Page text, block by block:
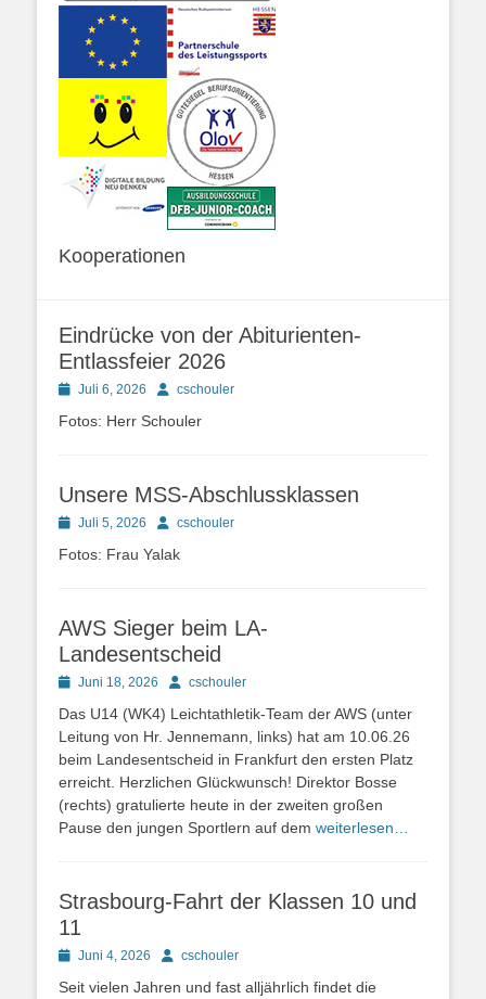
Kooperationen
Eindrücke von der Abiturienten-
Entlassfeier 2026
PostedJuli 6, 2026 Autorcschouler
Fotos: Herr Schouler
Unsere MSS-Abschlussklassen
PostedJuli 5, 2026 Autorcschouler
Fotos: Frau Yalak
AWS Sieger beim LA-
Landesentscheid
PostedJuni 18, 2026 Autorcschouler
Das U14 (WK4) Leichtathletik-Team der AWS (unter
Leitung von Hr. Jennemann, links) hat am 10.06.26
beim Landesentscheid in Frankfurt den ersten Platz
erreicht. Herzlichen Glückwunsch! Direktor Bosse
(rechts) gratulierte heute in der zweiten großen
Pause den jungen Sportlern auf dem weiterlesen…
Strasbourg-Fahrt der Klassen 10 und
11
PostedJuni 4, 2026 Autorcschouler
Seit vielen Jahren und fast alljährlich findet die